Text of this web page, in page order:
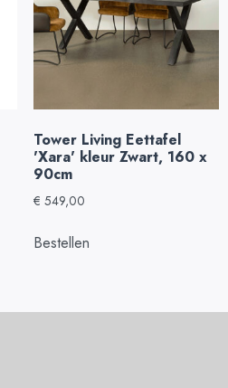
Tower Living Eettafel
'Xara' kleur Zwart, 160 x
90cm
€ 549,00
Bestellen